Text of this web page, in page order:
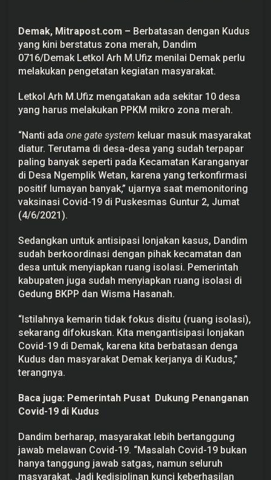
P
e
r
u
P
n
g
e
a
t
a
n
P
P
K
M
Demak, Mitrapost.com – Berbatasan dengan Kudus
yang kini berstatus zona merah, Dandim
0716/Demak Letkol Arh M.Ufiz menilai Demak perlu
melakukan pengetatan kegiatan masyarakat.
Letkol Arh M.Ufiz mengatakan ada sekitar 10 desa
yang harus melakukan PPKM mikro zona merah.
“Nanti ada one gate system keluar masuk masyarakat
diatur. Terutama di desa-desa yang sudah terpapar
paling banyak seperti pada Kecamatan Karanganyar
di Desa Ngemplik Wetan, karena yang terkonfirmasi
positif lumayan banyak,” ujarnya saat memonitoring
vaksinasi Covid-19 di Puskesmas Guntur 2, Jumat
(4/6/2021).
Sedangkan untuk antisipasi lonjakan kasus, Dandim
sudah berkoordinasi dengan pihak kecamatan dan
desa untuk menyiapkan ruang isolasi. Pemerintah
kabupaten juga sudah menyiapkan ruang isolasi di
Gedung BKPP dan Wisma Hasanah.
“Istilahnya kemarin tidak fokus disitu (ruang isolasi),
sekarang difokuskan. Kita mengantisipasi lonjakan
Covid-19 di Demak, karena kita berbatasan denga
Kudus dan masyarakat Demak kerjanya di Kudus,”
terangnya.
Baca juga: Pemerintah Pusat Dukung Penanganan
Covid-19 di Kudus
Dandim berharap, masyarakat lebih bertanggung
jawab melawan Covid-19. “Masalah Covid-19 bukan
hanya tanggung jawab satgas, namun seluruh
masyarakat. Jadi kedisiplinan kunci keberhasilan